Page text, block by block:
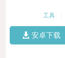
工具
安卓下载